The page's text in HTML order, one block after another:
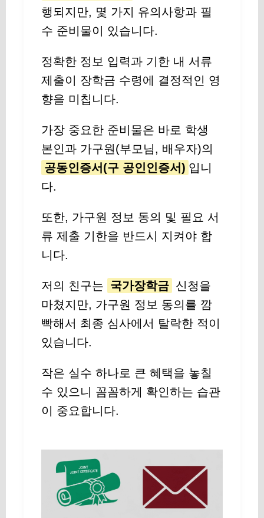
행되지만, 몇 가지 유의사항과 필
수 준비물이 있습니다.
정확한 정보 입력과 기한 내 서류
제출이 장학금 수령에 결정적인 영
향을 미칩니다.
가장 중요한 준비물은 바로 학생
본인과 가구원(부모님, 배우자)의
공동인증서(구 공인인증서) 입니
다.
또한, 가구원 정보 동의 및 필요 서
류 제출 기한을 반드시 지켜야 합
니다.
저의 친구는 국가장학금 신청을
마쳤지만, 가구원 정보 동의를 깜
빡해서 최종 심사에서 탈락한 적이
있습니다.
작은 실수 하나로 큰 혜택을 놓칠
수 있으니 꼼꼼하게 확인하는 습관
이 중요합니다.